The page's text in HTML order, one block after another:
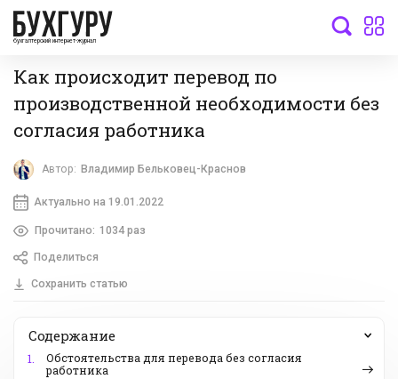
бухгалтерский интернет-журнал
Как происходит перевод по
производственной необходимости без
согласия работника
Автор: Владимир Бельковец-Краснов
Актуально на 19.01.2022
Прочитано: 1034 раз
Поделиться
Сохранить статью
Содержание
1.
Обстоятельства для перевода без согласия
работника